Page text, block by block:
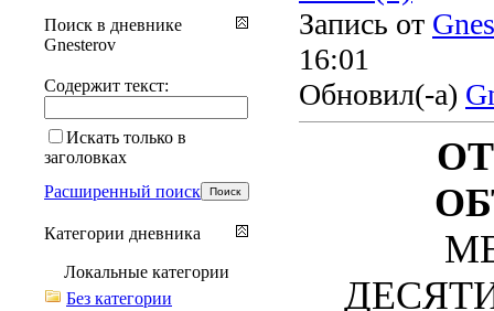
Запись от
16:01
Обновил(-а)
Поиск в дневнике
Gnesterov
Содержит текст:
Искать только в
заголовках
Расширенный поиск
Категории дневника
Локальные категории
Без категории